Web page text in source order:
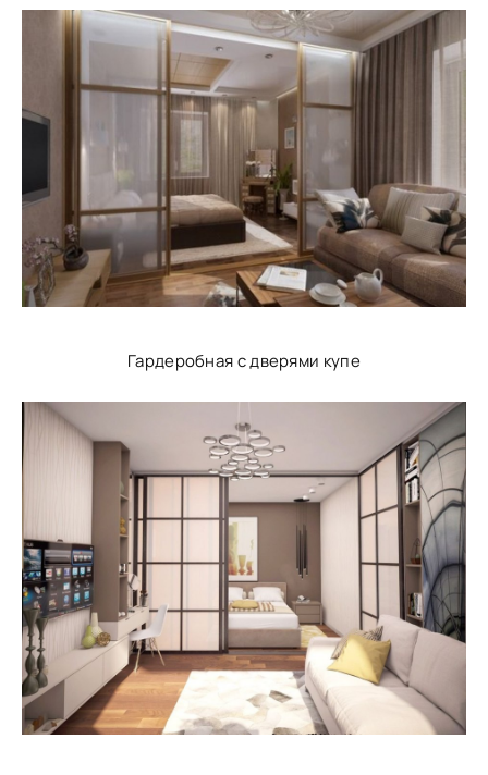
Гардеробная с дверями купе